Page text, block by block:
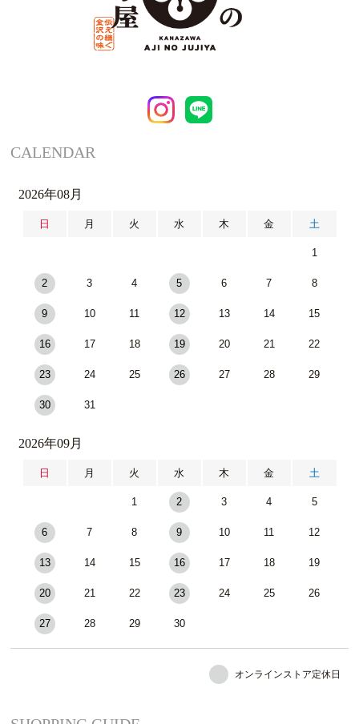
CALENDAR
2026年08月
日 月 火 水 木 金 土
1
2 3 4 5 6 7 8
9 10 11 12 13 14 15
16 17 18 19 20 21 22
23 24 25 26 27 28 29
30 31
2026年09月
日 月 火 水 木 金 土
1 2 3 4 5
6 7 8 9 10 11 12
13 14 15 16 17 18 19
20 21 22 23 24 25 26
27 28 29 30
オンラインストア定休日